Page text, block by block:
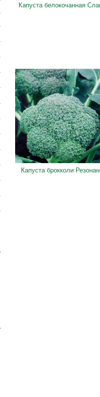
Капуста белокочанная
Капуста брокколи